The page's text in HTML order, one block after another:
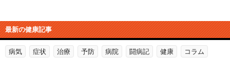
最新の健康記事
病気 症状 治療 予防 病院 闘病記 健康 コラム